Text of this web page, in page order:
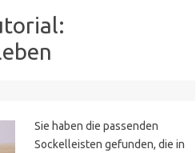
Sie haben die passenden
Sockelleisten gefunden, die in